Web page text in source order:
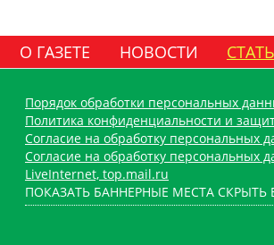
О ГАЗЕТЕ НОВОСТИ
Порядок обработки персональных
Политика конфиденциальности и
Согласие на обработку персональных
Согласие на обработку
LiveInternet, top.mail.ru
ПОКАЗАТЬ БАННЕРНЫЕ МЕСТА СКРЫТЬ